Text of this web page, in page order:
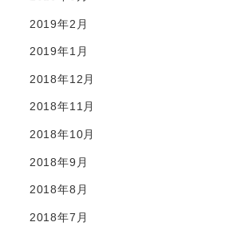
2019年2月
2019年1月
2018年12月
2018年11月
2018年10月
2018年9月
2018年8月
2018年7月